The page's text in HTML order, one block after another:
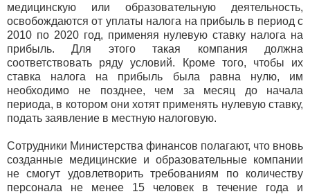
медицинскую или образовательную деятельность,
освобождаются от уплаты налога на прибыль в период с
2010 по 2020 год, применяя нулевую ставку налога на
прибыль. Для этого такая компания должна
соответствовать ряду условий. Кроме того, чтобы их
ставка налога на прибыль была равна нулю, им
необходимо не позднее, чем за месяц до начала
периода, в котором они хотят применять нулевую ставку,
подать заявление в местную налоговую.
Сотрудники Министерства финансов полагают, что вновь
созданные медицинские и образовательные компании
не смогут удовлетворить требованиям по количеству
персонала не менее 15 человек в течение года и